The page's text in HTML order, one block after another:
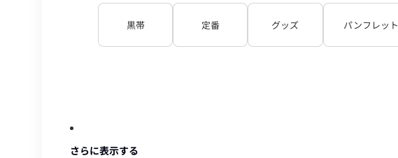
黒帯 定番 グッズ パンフレット
さらに表示する